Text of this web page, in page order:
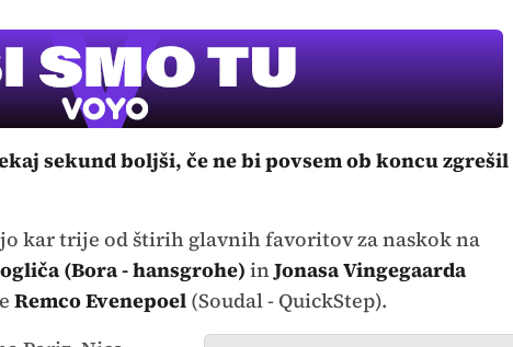
sekund boljši, če ne bi povsem ob koncu zgrešil
kar trije od štirih glavnih favoritov za naskok na
(Bora - hansgrohe) inJonasa Vingegaarda
Remco Evenepoel(Soudal - QuickStep).